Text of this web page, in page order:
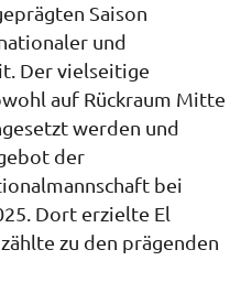
Saison
und
Der vielseitige
auf Rückraum Mitte
werden und
der
bei
Dort erzielte El
zu den prägenden